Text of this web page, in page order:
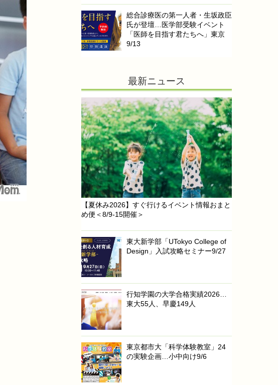
総合診療医の第一人者・生坂政臣
氏が登壇…医学部受験イベント
「医師を目指す君たちへ」東京
9/13
最新ニュース
【夏休み2026】すぐ行けるイベント情報おまと
め便＜8/9-15開催＞
東大新学部「UTokyo College of
Design」入試攻略セミナー9/27
行知学園の大学合格実績2026…
東大55人、早慶149人
東京都市大「科学体験教室」24
の実験企画…小中向け9/6